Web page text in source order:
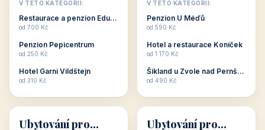
dovolenou přímo
souvisejí. Aktivní
odpočinek jso...
V TÉTO KATEGORII:
Restaurace a penzion Eduard
od 700 Kč
Penzion Pepicentrum
od 250 Kč
Hotel Garni Vildštejn
od 310 Kč
cenově dostupné
ubytování v ČR. Budete
c...
V TÉTO KATEGORII:
Penzion U Méďů
od 590 Kč
Hotel a restaurace Koníček
od 1 170 Kč
Šikland u Zvole nad Pernštejnem
od 490 Kč
👨‍👩‍👧‍👦
34 objektů
Ubytování pro
🧓
33 objektů
Ubytování pro